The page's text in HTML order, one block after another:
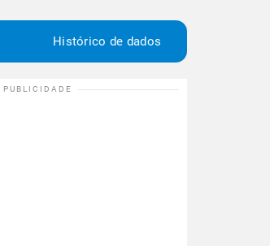
Histórico de dados